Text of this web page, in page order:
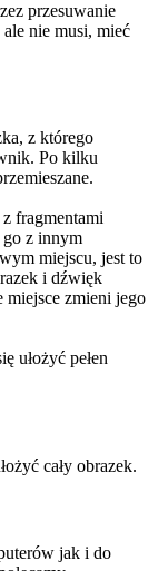
przesuwanie
nie musi, mieć
z którego
Po kilku
fragmentami
go z innym
miejscu, jest to
i dźwięk
miejsce zmieni jego
ułożyć pełen
cały obrazek.
jak i do